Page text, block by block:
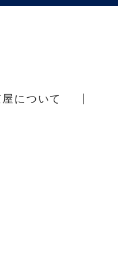
屋について